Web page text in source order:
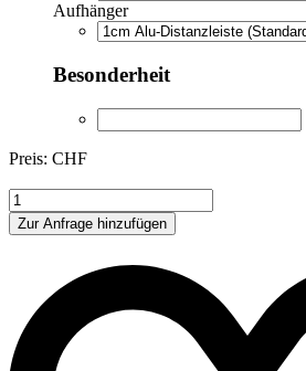
Aufhänger
Besonderheit
Preis: CHF
XOS3597126
Menge
Zur Anfrage hinzufügen